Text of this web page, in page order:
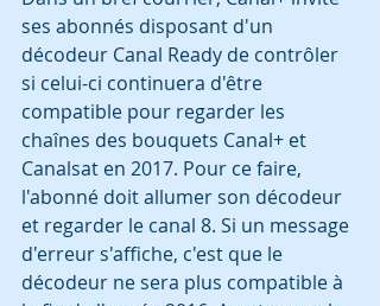
ses abonnés disposant d'un
décodeur Canal Ready de contrôler
si celui-ci continuera d'être
compatible pour regarder les
chaînes des bouquets Canal+ et
Canalsat en 2017. Pour ce faire,
l'abonné doit allumer son décodeur
et regarder le canal 8. Si un message
d'erreur s'affiche, c'est que le
décodeur ne sera plus compatible à